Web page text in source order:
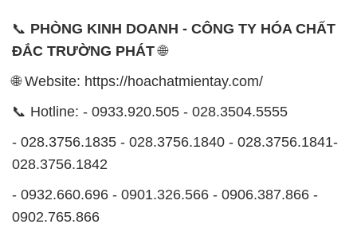
📞 PHÒNG KINH DOANH - CÔNG TY HÓA CHẤT
ĐẮC TRƯỜNG PHÁT🌐
🌐 Website: https://hoachatmientay.com/
📞 Hotline: - 0933.920.505 - 028.3504.5555
- 028.3756.1835 - 028.3756.1840 - 028.3756.1841-
028.3756.1842
- 0932.660.696 - 0901.326.566 - 0906.387.866 -
0902.765.866